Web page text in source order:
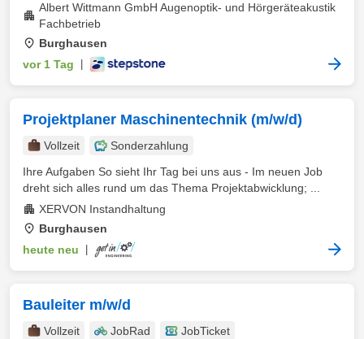
Albert Wittmann GmbH Augenoptik- und Hörgeräteakustik
Fachbetrieb
Burghausen
vor 1 Tag
Projektplaner Maschinentechnik (m/w/d)
Vollzeit
Sonderzahlung
Ihre Aufgaben So sieht Ihr Tag bei uns aus - Im neuen Job
dreht sich alles rund um das Thema Projektabwicklung; ...
XERVON Instandhaltung
Burghausen
heute neu
Bauleiter m/w/d
Vollzeit JobRad
JobTicket